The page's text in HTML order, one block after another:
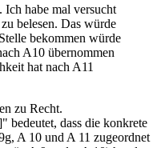
habe mal versucht
belesen. Das würde
bekommen würde
A10 übernommen
hat nach A11
zu Recht.
bedeutet, dass die konkrete
A 10 und A 11 zugeordnet